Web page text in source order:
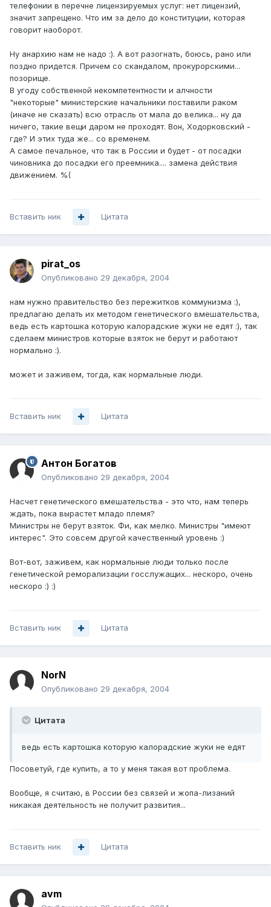
телефонии в перечне лицензируемых услуг: нет лицензий,
значит запрещено. Что им за дело до конституции, которая
говорит наоборот.
Ну анархию нам не надо :). А вот разогнать, боюсь, рано или
поздно придется. Причем со скандалом, прокурорскими...
позорище.
В угоду собственной некомпетентности и алчности
"некоторые" министерские начальники поставили раком
(иначе не сказать) всю отрасль от мала до велика... ну да
ничего, такие вещи даром не проходят. Вон, Ходорковский -
где? И этих туда же... со временем.
А самое печальное, что так в России и будет - от посадки
чиновника до посадки его преемника.... замена действия
движением. %(
Вставить ник Цитата
pirat_os
Опубликовано 29 декабря, 2004
нам нужно правительство без пережитков коммунизма :),
предлагаю делать их методом генетического вмешательства,
ведь есть картошка которую калорадские жуки не едят :), так
сделаем министров которые взяток не берут и работают
нормально :).
может и заживем, тогда, как нормальные люди.
Вставить ник Цитата
Антон Богатов
Опубликовано 29 декабря, 2004
Насчет генетического вмешательства - это что, нам теперь
ждать, пока вырастет младо племя?
Министры не берут взяток. Фи, как мелко. Министры "имеют
интерес". Это совсем другой качественный уровень :)
Вот-вот, заживем, как нормальные люди только после
генетической реморализации госслужащих... нескоро, очень
нескоро :) :)
Вставить ник Цитата
NorN
Опубликовано 29 декабря, 2004
Цитата
ведь есть картошка которую калорадские жуки не едят
Посоветуй, где купить, а то у меня такая вот проблема.
Вообще, я считаю, в России без связей и жопа-лизаний
никакая деятельность не получит развития...
Вставить ник Цитата
avm